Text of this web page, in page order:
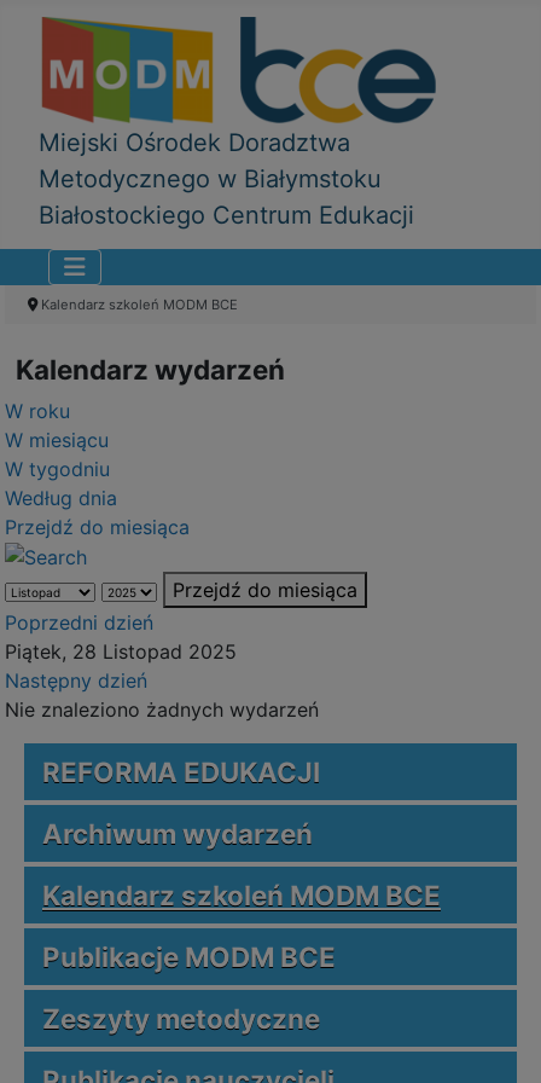
Miejski Ośrodek Doradztwa
Metodycznego w Białymstoku
Białostockiego Centrum Edukacji
Kalendarz szkoleń MODM BCE
Kalendarz wydarzeń
W roku
W miesiącu
W tygodniu
Według dnia
Przejdź do miesiąca
Przejdź do miesiąca
Poprzedni dzień
Piątek, 28 Listopad 2025
Następny dzień
Nie znaleziono żadnych wydarzeń
REFORMA EDUKACJI
Archiwum wydarzeń
Kalendarz szkoleń MODM BCE
Publikacje MODM BCE
Zeszyty metodyczne